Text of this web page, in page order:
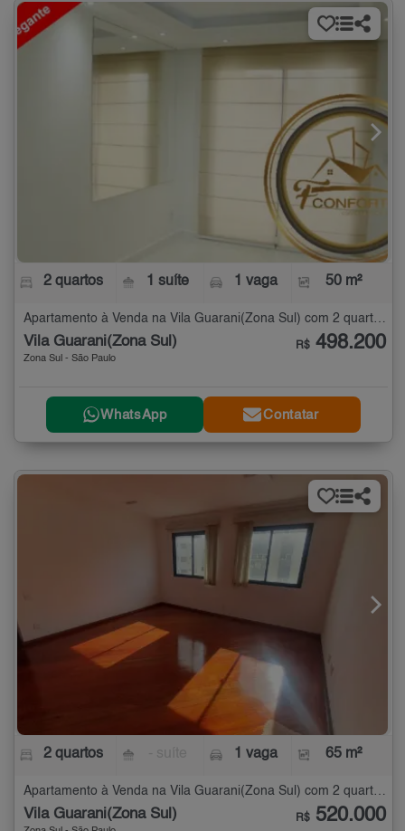
2 quartos 1 suíte 1 vaga 50 m²
Apartamento à Venda na Vila Guarani(Zona Sul) com 2 quartos - 50 m²
Vila Guarani(Zona Sul)
Zona Sul - São Paulo
R$ 498.200
WhatsApp Contatar
2 quartos 1 vaga 65 m²
Apartamento à Venda na Vila Guarani(Zona Sul) com 2 quartos - 65 m²
Vila Guarani(Zona Sul) R$ 520.000